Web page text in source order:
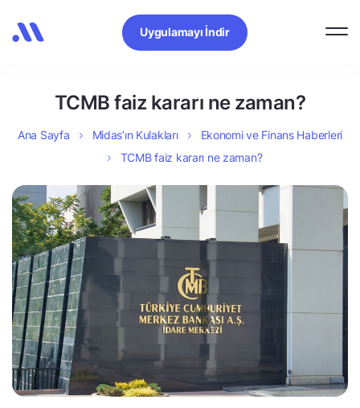
Uygulamayı İndir
TCMB faiz kararı ne zaman?
Ana Sayfa Midas’ın Kulakları
Ekonomi ve Finans Haberleri
TCMB faiz kararı ne zaman?